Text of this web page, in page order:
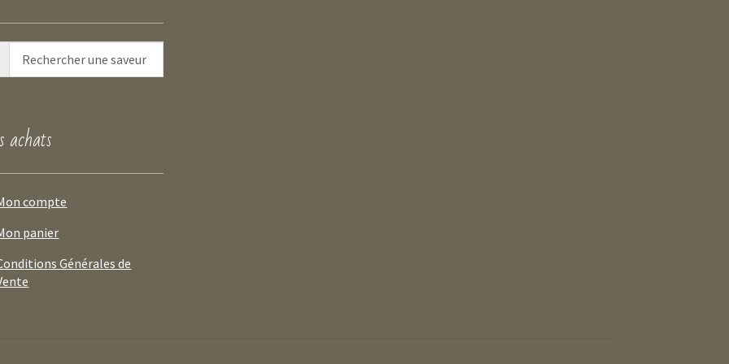
achats
compte
panier
Générales de